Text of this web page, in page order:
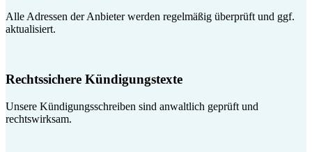
Alle Adressen der Anbieter werden regelmäßig überprüft und ggf.
aktualisiert.
Rechtssichere Kündigungstexte
Unsere Kündigungsschreiben sind anwaltlich geprüft und
rechtswirksam.